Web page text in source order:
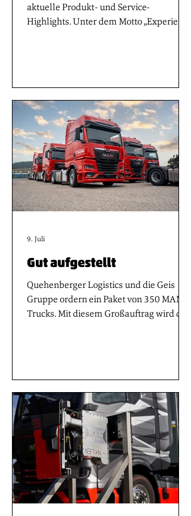
aktuelle Produkt- und Service-
Highlights. Unter dem Motto „Experience
und ihre Gesamtbetriebskosten
nachhaltig optimieren können. Mehr
Wert bedeutet für den Hersteller,
Transportlösungen konsequent vom
Einsatz beim Kunden her zu denken –
vom Fahrzeug über die digitalen
Gut aufgestellt
Quehenberger Logistics und die Geis
Gruppe ordern ein Paket von 350 MAN-
Trucks. Mit diesem Großauftrag wird der
erwiesen hat. „Diese bedeutende
Investition ist weit mehr als nur eine
Fahrzeugbeschaffung – sie ist ein klares
Bekenntnis zu modernster Technologie,
nachhaltiger Logistik und unserem
Anspruch
9. Juli